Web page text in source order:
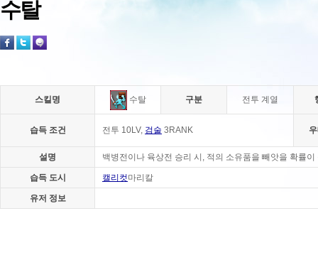
수탈
스킬명 수탈 구분 전투 계열
습득 조건 전투 10LV, 검술 3RANK
설명 백병전이나 육상전 승리 시, 적의 소유품을 빼앗을 확률이
습득 도시 캘리컷마리칼
유저 정보